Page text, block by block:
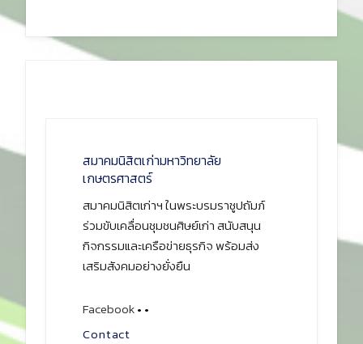
สมาคมนิสิตเก่ามหาวิทยาลัย
เกษตรศาสตร์
สมาคมนิสิตเก่าฯ ในพระบรมราชูปถัมภ์
ร่วมขับเคลื่อนชุมชนศิษย์เก่า สนับสนุน
กิจกรรมและเครือข่ายธุรกิจ พร้อมส่ง
เสริมสังคมอย่างยั่งยืน
Facebook• •
Contact